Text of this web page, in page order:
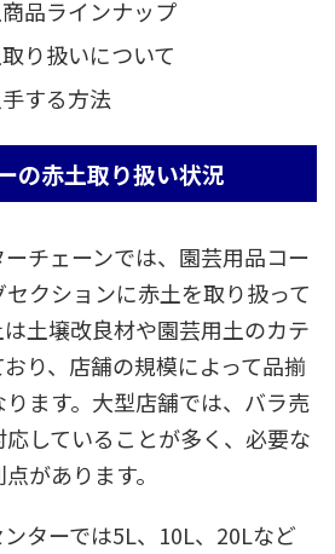
品ラインナップ
り扱いについて
する方法
の赤土取り扱い状況
チェーンでは、園芸用品コー
クションに赤土を取り扱って
土壌改良材や園芸用土のカテ
り、店舗の規模によって品揃
ます。大型店舗では、バラ売
していることが多く、必要な
があります。
ターでは5L、10L、20Lなど